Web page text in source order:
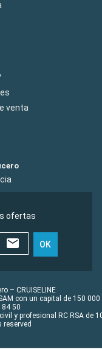
venta
ofertas
OK
– CRUISELINE
con un capital de 150 000
84 50
y profesional RC RSA de
reserved